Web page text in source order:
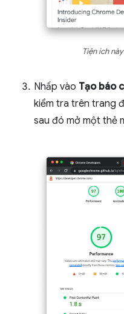
Tiện ích
Nhấp vào Tạo báo
kiểm tra trên trang
sau đó mở một thẻ